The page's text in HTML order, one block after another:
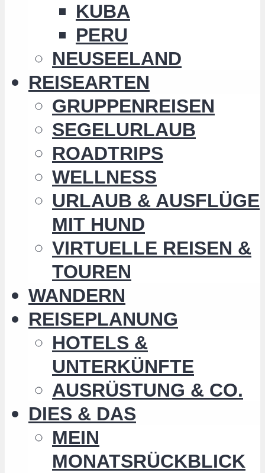
KUBA
PERU
NEUSEELAND
REISEARTEN
GRUPPENREISEN
SEGELURLAUB
ROADTRIPS
WELLNESS
URLAUB & AUSFLÜGE
MIT HUND
VIRTUELLE REISEN &
TOUREN
WANDERN
REISEPLANUNG
HOTELS &
UNTERKÜNFTE
AUSRÜSTUNG & CO.
DIES & DAS
MEIN
MONATSRÜCKBLICK